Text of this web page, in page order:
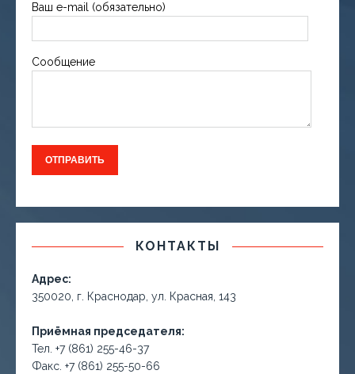
Ваш e-mail (обязательно)
Сообщение
КОНТАКТЫ
Адрес:
350020, г. Краснодар, ул. Красная, 143
Приёмная председателя:
Тел. +7 (861) 255-46-37
Факс. +7 (861) 255-50-66